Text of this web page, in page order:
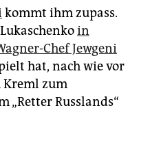
kommt ihm zupass.
in
Chef Jewgeni
hat, nach wie vor
zum
„Retter Russlands“